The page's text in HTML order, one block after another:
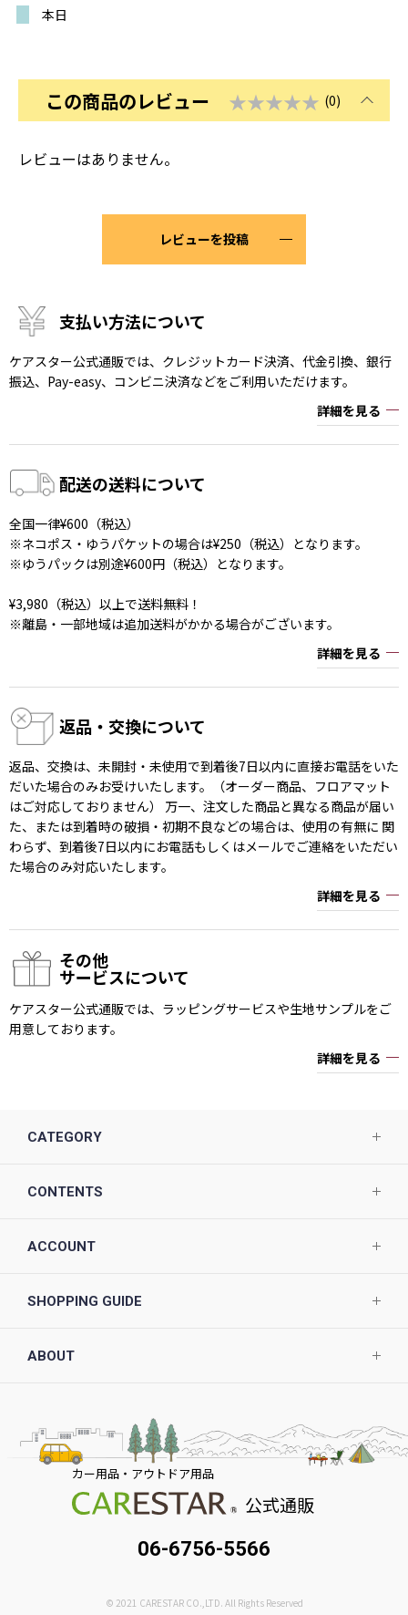
本日
この商品のレビュー ★★★★★ (0)
レビューはありません。
レビューを投稿
支払い方法について
ケアスター公式通販では、クレジットカード決済、代金引換、銀行
振込、Pay-easy、コンビニ決済などをご利用いただけます。
詳細を見る
配送の送料について
全国一律¥600（税込）
※ネコポス・ゆうパケットの場合は¥250（税込）となります。
※ゆうパックは別途¥600円（税込）となります。
¥3,980（税込）以上で送料無料！
※離島・一部地域は追加送料がかかる場合がございます。
詳細を見る
返品・交換について
返品、交換は、未開封・未使用で到着後7日以内に直接お電話をいた
だいた場合のみお受けいたします。（オーダー商品、フロアマット
はご対応しておりません） 万一、注文した商品と異なる商品が届い
た、または到着時の破損・初期不良などの場合は、使用の有無に 関
わらず、到着後7日以内にお電話もしくはメールでご連絡をいただい
た場合のみ対応いたします。
詳細を見る
その他
サービスについて
ケアスター公式通販では、ラッピングサービスや生地サンプルをご
用意しております。
詳細を見る
CATEGORY
CONTENTS
ACCOUNT
SHOPPING GUIDE
ABOUT
カー用品・アウトドア用品
公式通販
06-6756-5566
© 2021 CARESTAR CO.,LTD. All Rights Reserved